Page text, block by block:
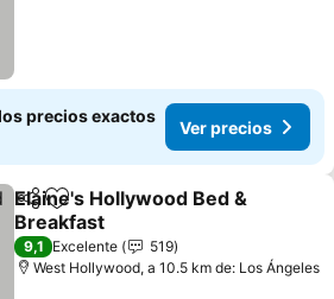
precios exactos
Ver precios
CompartirAgregar a favoritos
Elaine's Hollywood Bed &
Breakfast
9,1 Excelente
519
West Hollywood, a 10.5 km de: Los Ángeles